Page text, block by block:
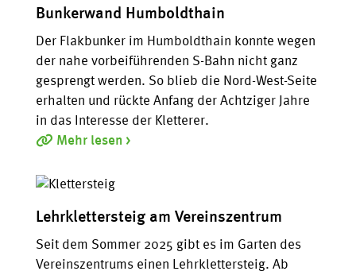
Bunkerwand Humboldthain
Der Flakbunker im Humboldthain konnte wegen
der nahe vorbeiführenden S-Bahn nicht ganz
gesprengt werden. So blieb die Nord-West-Seite
erhalten und rückte Anfang der Achtziger Jahre
in das Interesse der Kletterer.
Mehr lesen >
Lehrklettersteig am Vereinszentrum
Seit dem Sommer 2025 gibt es im Garten des
Vereinszentrums einen Lehrklettersteig. Ab